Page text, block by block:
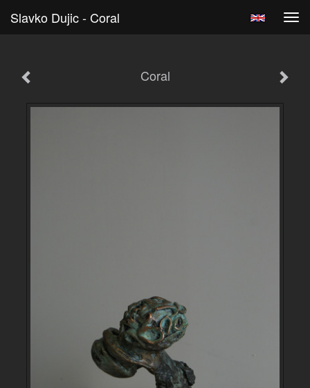
Slavko Dujic - Coral
Coral